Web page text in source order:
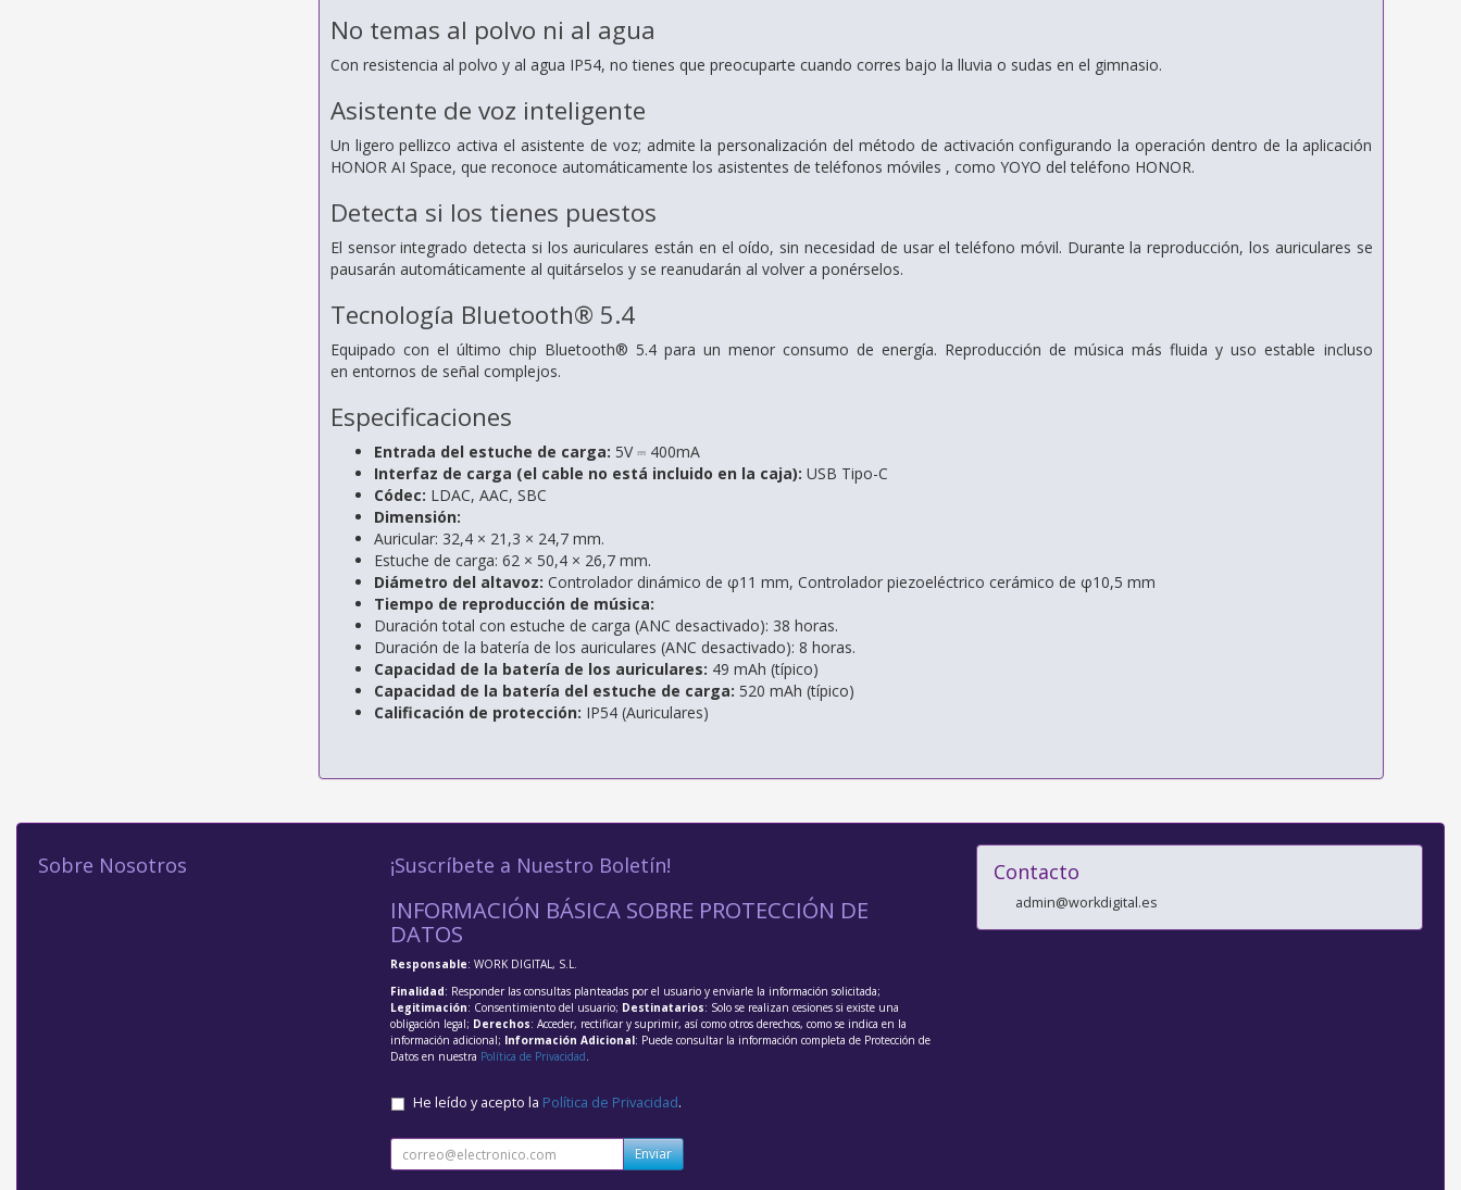
No temas al polvo ni al agua
Con resistencia al polvo y al agua IP54, notienes que preocuparte cuando corres bajo la lluvia o sudas en el gimnasio.
Asistente de voz inteligente
Un ligero pellizco activa el asistente de voz; admite la personalización del método de activaciónconfigurando la operación dentro de la aplicación
HONOR AI Space, que reconoce automáticamente los asistentes de teléfonos móviles , como YOYO del teléfono HONOR.
Detecta si los tienes puestos
El sensor integrado detecta si los auriculares están en el oído, sin necesidad de usar el teléfono móvil. Durante la reproducción, los auriculares se
pausarán automáticamente al quitárselos y se reanudarán al volver a ponérselos.
Tecnología Bluetooth® 5.4
Equipado con el último chip Bluetooth® 5.4 para un menorconsumo de energía. Reproducción de música más fluida y uso estable incluso
en entornos de señal complejos.
Especificaciones
Entrada del estuche de carga: 5V ⎓ 400mA
Interfaz de carga (el cable no está incluido en la caja): USB Tipo-C
Códec: LDAC, AAC, SBC
Dimensión:
Auricular: 32,4 × 21,3 × 24,7 mm.
Estuche de carga: 62 × 50,4 × 26,7 mm.
Diámetro del altavoz: Controlador dinámico de φ11 mm, Controlador piezoeléctrico cerámico de φ10,5 mm
Tiempo de reproducción de música:
Duración total con estuche de carga (ANC desactivado): 38 horas.
Duración de la batería de los auriculares (ANC desactivado): 8 horas.
Capacidad de la batería de los auriculares: 49 mAh (típico)
Capacidad de la batería del estuche de carga: 520 mAh (típico)
Calificación de protección: IP54 (Auriculares)
Sobre Nosotros ¡Suscríbete a Nuestro Boletín!
INFORMACIÓN BÁSICA SOBRE PROTECCIÓN DE
DATOS
Responsable: WORK DIGITAL, S.L.
Finalidad: Responder las consultas planteadas por el usuario y enviarle la información solicitada;
Legitimación: Consentimiento del usuario; Destinatarios: Solo se realizan cesiones si existe una
obligación legal; Derechos: Acceder, rectificar y suprimir, así como otros derechos, como se indica en la
información adicional; Información Adicional: Puede consultar la información completa de Protección de
Datos en nuestra Política de Privacidad.
He leído y acepto la Política de Privacidad.
Enviar
Contacto
admin@workdigital.es